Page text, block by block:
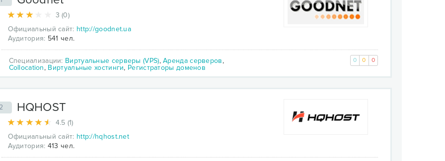
3 (0)
Официальный сайт: http://goodnet.ua
Аудитория: 541 чел.
Специализации: Виртуальные серверы (VPS),Аренда серверов,
Collocation, Виртуальные хостинги, Регистраторы доменов
0 0 0
HQHOST
4.5 (1)
Официальный сайт: http://hqhost.net
Аудитория: 413 чел.